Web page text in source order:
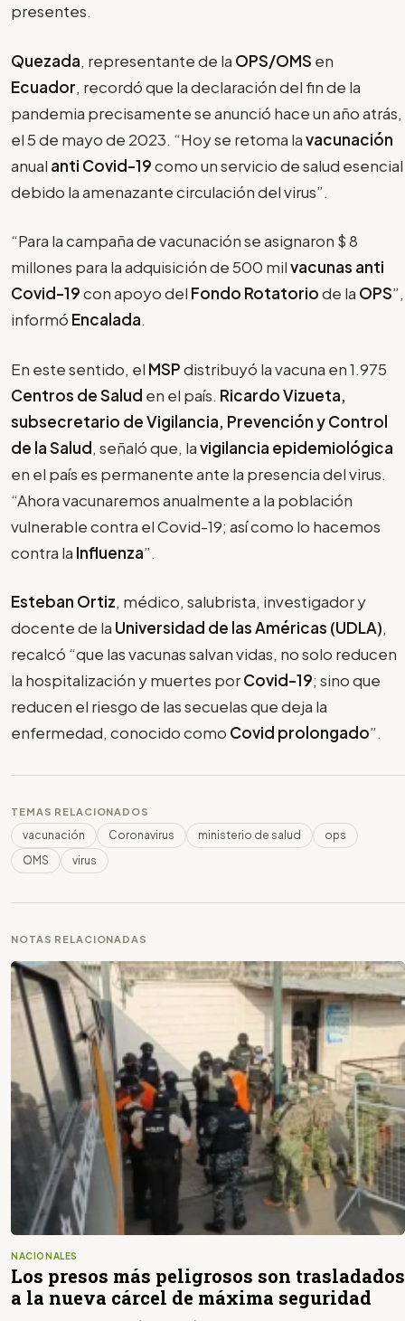
presentes.
Quezada, representante de la OPS/OMS en
Ecuador, recordó que la declaración del fin de la
pandemia precisamente se anunció hace un año atrás,
el 5 de mayo de 2023. “Hoy se retoma lavacunación
anual anti Covid-19como un servicio de salud esencial
debido la amenazante circulación del virus”.
“Para la campaña de vacunación se asignaron $ 8
millones para la adquisición de 500 milvacunas anti
Covid-19con apoyo del Fondo Rotatoriode la OPS”,
informó Encalada.
En este sentido, el MSPdistribuyó la vacuna en 1.975
Centros de Salud en el país. Ricardo Vizueta,
subsecretario de Vigilancia, Prevención y Control
de la Salud, señaló que, lavigilancia epidemiológica
en el país es permanente ante la presencia del virus.
“Ahora vacunaremos anualmente a la población
vulnerable contra el Covid-19; así como lo hacemos
contra la Influenza”.
Esteban Ortiz, médico, salubrista, investigador y
docente de la Universidad de las Américas (UDLA),
recalcó “que las vacunas salvan vidas, no solo reducen
la hospitalización y muertes porCovid-19; sino que
reducen el riesgo de las secuelas que deja la
enfermedad, conocido como Covid prolongado”.
TEMAS RELACIONADOS
vacunación Coronavirus ministerio de salud
ops
OMS
virus
NOTAS RELACIONADAS
NACIONALES
Los presos más peligrosos son trasladados
a la nueva cárcel de máxima seguridad